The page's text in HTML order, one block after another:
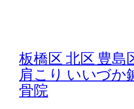
板橋区 北区 豊島
肩こり いいづか
骨院